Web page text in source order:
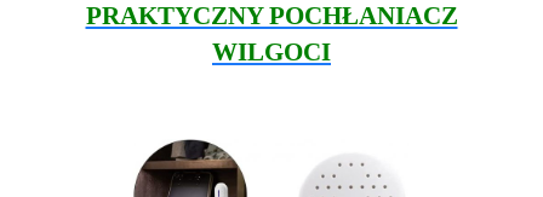
PRAKTYCZNY POCHŁANIACZ
WILGOCI